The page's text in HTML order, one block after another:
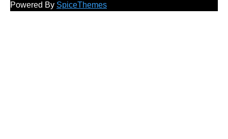
Powered By SpiceThemes